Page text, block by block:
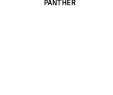
PANTHER